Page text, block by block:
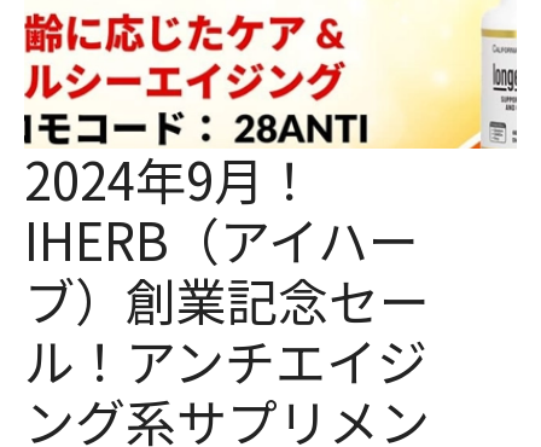
2024年9月！
IHERB（アイハー
ブ）創業記念セー
ル！アンチエイジ
ング系サプリメン